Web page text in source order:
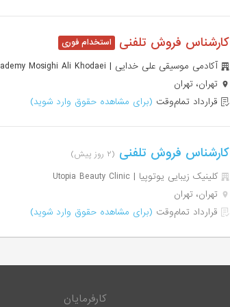
کارشناس فروش تلفنی
آکادمی موسیقی علی خدایی | Academy Mosighi Ali Khodaei
تهران، تهران
قرارداد تمام‌وقت (برای مشاهده حقوق وارد شوید)
کارشناس فروش تلفنی (۲ روز پیش)
کلینیک زیبایی یوتوپیا | Utopia Beauty Clinic
تهران، تهران
قرارداد تمام‌وقت (برای مشاهده حقوق وارد شوید)
کارفرمایان